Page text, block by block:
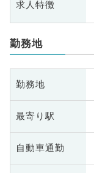
求人特徴
勤務地
勤務地
最寄り駅
自動車通勤